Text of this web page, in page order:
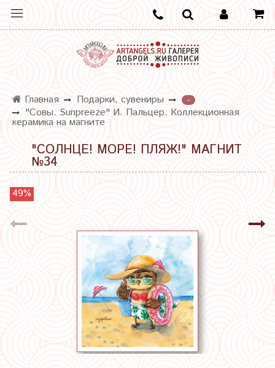
Главная Подарки, сувениры
-
"Совы. Sunpreeze" И. Пальцер. Коллекционная
керамика на магните
"СОЛНЦЕ! МОРЕ! ПЛЯЖ!" МАГНИТ
№34
49%